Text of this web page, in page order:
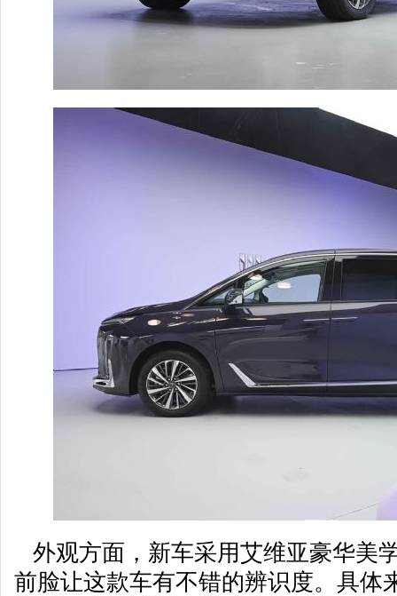
外观方面，新车采用艾维亚豪华美
前脸让这款车有不错的辨识度。具体